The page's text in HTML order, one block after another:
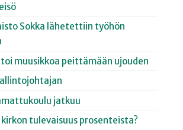
Sokka lähetettiin työhön
muusikkoa peittämään ujouden
jatkuu
tulevaisuus prosenteista?